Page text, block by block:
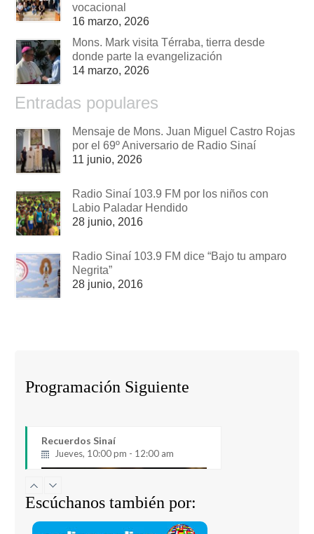
vocacional
16 marzo, 2026
Mons. Mark visita Térraba, tierra desde
donde parte la evangelización
14 marzo, 2026
Entradas populares
Mensaje de Mons. Juan Miguel Castro Rojas
por el 69º Aniversario de Radio Sinaí
11 junio, 2026
Radio Sinaí 103.9 FM por los niños con
Labio Paladar Hendido
28 junio, 2016
Radio Sinaí 103.9 FM dice “Bajo tu amparo
Negrita”
28 junio, 2016
Programación Siguiente
Recuerdos Sinaí
Jueves, 10:00 pm - 12:00 am
Escúchanos también por: